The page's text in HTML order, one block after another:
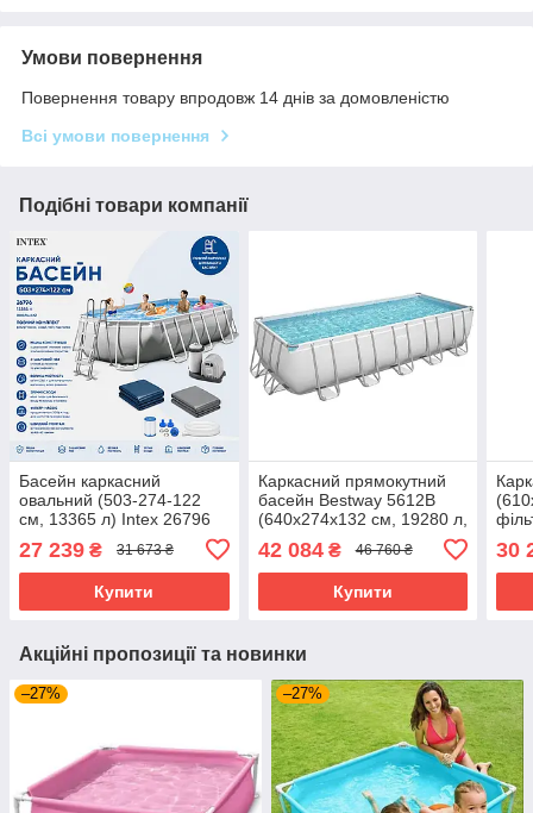
Умови повернення
Повернення товару впродовж 14 днів за домовленістю
Всі умови повернення
Подібні товари компанії
Басейн каркасний
овальний (503-274-122
см, 13365 л) Intex 26796
комплектація)
27 239 ₴ 31 673 ₴
Купити
Каркасний прямокутний
басейн Bestway 5612B
(640х274х132 см, 19280 л,
сходи, фільтр, тент) Сірий
42 084₴ 46 760 ₴
Купити
30
Акційні пропозиції та новинки
–27% –27%